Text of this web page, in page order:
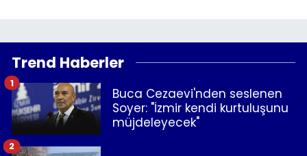
Trend Haberler
Buca Cezaevi'nden seslenen
Soyer: "İzmir kendi kurtuluşunu
müjdeleyecek"
1
2